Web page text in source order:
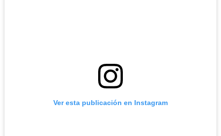
Ver esta publicación en Instagram